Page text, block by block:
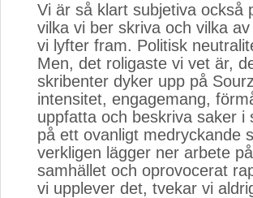
Vi är så klart subjetiva också
vilka vi ber skriva och vilka
vi lyfter fram. Politisk
Men, det roligaste vi vet är,
skribenter dyker upp på
intensitet, engagemang,
uppfatta och beskriva saker i
på ett ovanligt medryckande
verkligen lägger ner arbete
samhället och oprovocerat
vi upplever det, tvekar vi